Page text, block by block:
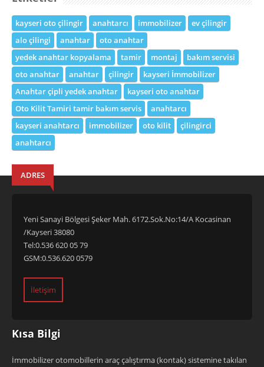
kayseri oto çilingir anahtarcı immobilizer
ev çilingir
alo çilingi
anahtar
oto anahtar
yedek anahtar kopyalama
tamir montaj
bakım servisi
oto anahtar
anahtar çilingir
kayseri İmmobilizer
Anahtar çipli yedek anahtar
kayseri oto anahtar
Oto Kilit Tamiri tamir bakım servis
anahtarcı
kayseri anahtarcı
immobilizer oto kilit
çilingirci
anahtarcı
ADRES
Yeni Sanayi Bölgesi Şeker Mah. 6172.Sok.No:14/A Kocasinan
/Kayseri 38080
Tel:0.536 620 05 79
GSM:0.536.620 0579
İletişim
Kısa Bilgi
İmmobilizer otomobillerin araç çalıştırma (kontak) sistemine takılan